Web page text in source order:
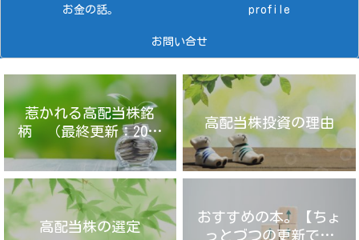
お金の話。 profile
お問い合せ
惹かれる高配当株銘
柄 （最終更新：2025
年4月14日）
高配当株投資の理由
高配当株の選定
おすすめの本。【ちょ
っとづつの更新です